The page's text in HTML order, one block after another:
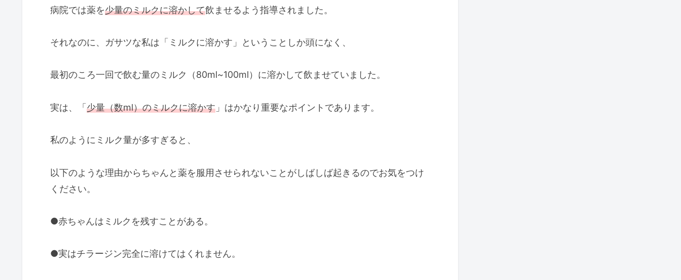
病院では薬を少量のミルクに溶かして飲ませるよう指導されました。
それなのに、ガサツな私は「ミルクに溶かす」ということしか頭になく、
最初のころ一回で飲む量のミルク（80ml~100ml）に溶かして飲ませていました。
実は、「少量（数ml）のミルクに溶かす 」はかなり重要なポイントであります。
私のようにミルク量が多すぎると、
以下のような理由からちゃんと薬を服用させられないことがしばしば起きるのでお気をつけ
ください。
●赤ちゃんはミルクを残すことがある。
●実はチラージン完全に溶けてはくれません。